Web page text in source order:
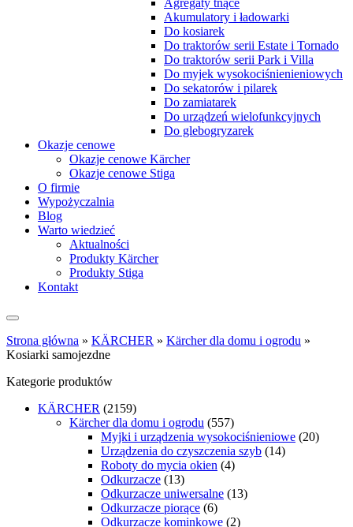
Akumulatory i ładowarki
Do kosiarek
Do traktorów serii Estate i Tornado
Do traktorów serii Park i Villa
Do myjek wysokociśnienieniowych
Do sekatorów i pilarek
Do zamiatarek
Do urządzeń wielofunkcyjnych
Do glebogryzarek
Okazje cenowe
Okazje cenowe Kärcher
Okazje cenowe Stiga
O firmie
Wypożyczalnia
Blog
Warto wiedzieć
Aktualności
Produkty Kärcher
Produkty Stiga
Kontakt
Strona główna » KÄRCHER » Kärcher dla domu i ogrodu »
Kosiarki samojezdne
Kategorie produktów
KÄRCHER (2159)
Kärcher dla domu i ogrodu (557)
Myjki i urządzenia wysokociśnieniowe (20)
Urządzenia do czyszczenia szyb (14)
Roboty do mycia okien (4)
Odkurzacze (13)
Odkurzacze uniwersalne (13)
Odkurzacze piorące (6)
Odkurzacze kominkowe (2)